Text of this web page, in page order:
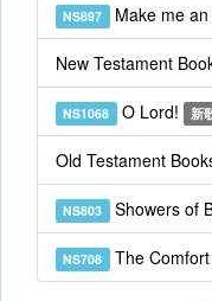
NS897 Make me an
New Testament
NS1068 O Lord! 新
Old Testament
NS803 Showers of
NS708 The